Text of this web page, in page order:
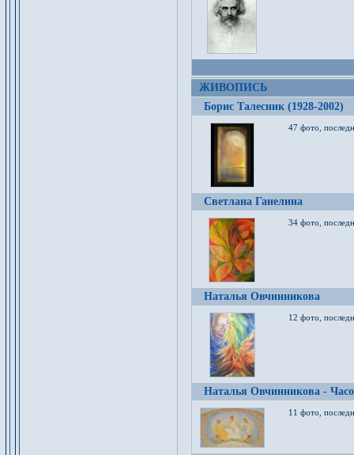
ЖИВОПИСЬ
Борис Талесник (1928-2002)
47 фото,
Светлана Ганелина
34 фото,
Наталья Овчинникова
12 фото,
Наталья Овчинникова -
11 фото,